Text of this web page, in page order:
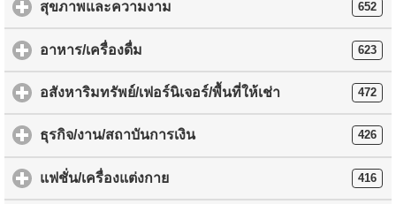
สุขภาพและความงาม 652
อาหาร/เครื่องดื่ม 623
อสังหาริมทรัพย์/เฟอร์นิเจอร์/พื้นที่ให้เช่า 472
ธุรกิจ/งาน/สถาบันการเงิน 426
แฟชั่น/เครื่องแต่งกาย 416